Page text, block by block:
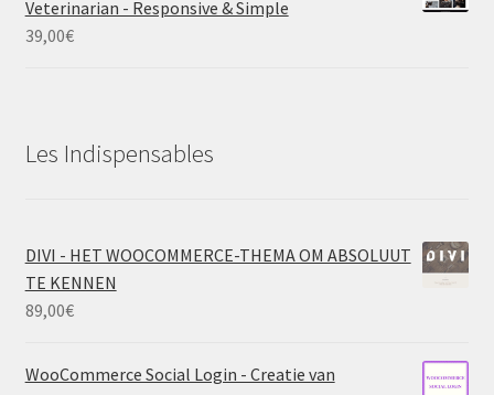
Veterinarian - Responsive & Simple
39,00€
Les Indispensables
DIVI - HET WOOCOMMERCE-THEMA OM ABSOLUUT
TE KENNEN
89,00€
WooCommerce Social Login - Creatie van